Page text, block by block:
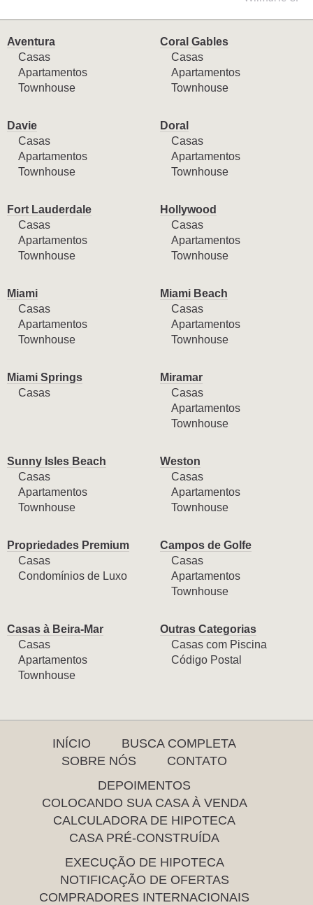
Aventura
Casas
Apartamentos
Townhouse
Coral Gables
Casas
Apartamentos
Townhouse
Davie
Casas
Apartamentos
Townhouse
Doral
Casas
Apartamentos
Townhouse
Fort Lauderdale
Casas
Apartamentos
Townhouse
Hollywood
Casas
Apartamentos
Townhouse
Miami
Casas
Apartamentos
Townhouse
Miami Beach
Casas
Apartamentos
Townhouse
Miami Springs
Casas
Miramar
Casas
Apartamentos
Townhouse
Sunny Isles Beach
Casas
Apartamentos
Townhouse
Weston
Casas
Apartamentos
Townhouse
Propriedades Premium
Casas
Condomínios de Luxo
Campos de Golfe
Casas
Apartamentos
Townhouse
Casas à Beira-Mar
Casas
Apartamentos
Townhouse
Outras Categorias
Casas com Piscina
Código Postal
INÍCIO
BUSCA COMPLETA
SOBRE NÓS
CONTATO
DEPOIMENTOS
COLOCANDO SUA CASA À VENDA
CALCULADORA DE HIPOTECA
CASA PRÉ-CONSTRUÍDA
EXECUÇÃO DE HIPOTECA
NOTIFICAÇÃO DE OFERTAS
COMPRADORES INTERNACIONAIS